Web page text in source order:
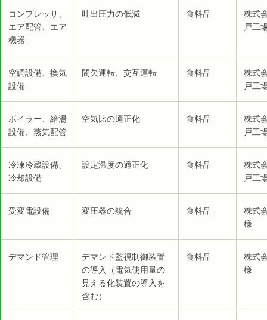
コンプレッサ、
エア配管、エア
機器
吐出圧力の低減 食料品
株式
戸工
空調設備、換気
設備
間欠運転、交互運転 食料品
株式
戸工
ボイラー、給湯
設備、蒸気配管
空気比の適正化 食料品
株式
戸工
冷凍冷蔵設備、
冷却設備
設定温度の適正化 食料品
株式
戸工
受変電設備 変圧器の統合 食料品
株式
様
デマンド管理
デマンド監視制御装置
の導入（電気使用量の
見える化装置の導入を
含む）
食料品
株式
様